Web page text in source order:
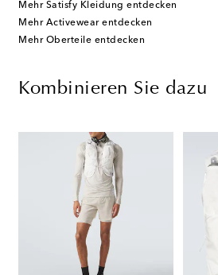
Mehr Satisfy Kleidung entdecken
Mehr Activewear entdecken
Mehr Oberteile entdecken
Kombinieren Sie dazu